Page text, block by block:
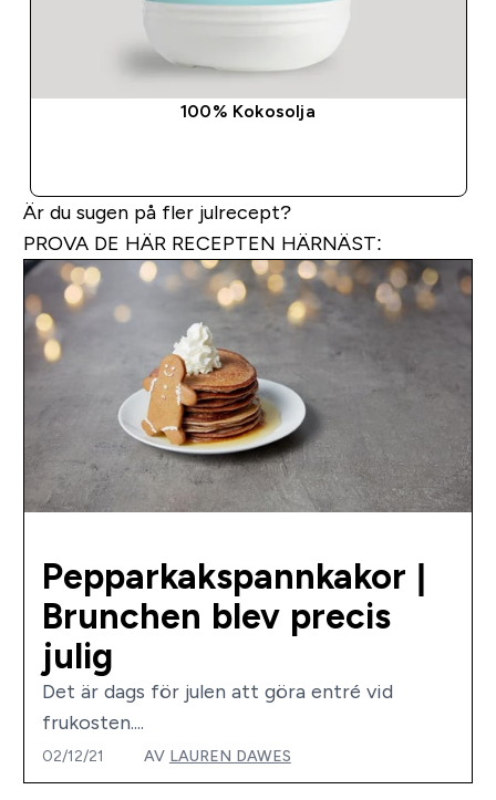
100% Kokosolja
Är du sugen på fler julrecept?
PROVA DE HÄR RECEPTEN HÄRNÄST:
Pepparkakspannkakor |
Brunchen blev precis
julig
Det är dags för julen att göra entré vid
frukosten....
02/12/21 AV LAUREN DAWES